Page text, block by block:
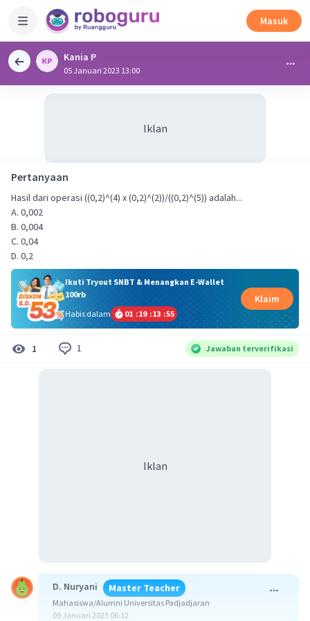
Masuk
Kania P
05 Januari 2023 13:00
Iklan
Pertanyaan
Hasil dari operasi ((0,2)^(4) x (0,2)^(2))/((0,2)^(5)) adalah...
A. 0,002
B. 0,004
C. 0,04
D. 0,2
Ikuti Tryout SNBT & Menangkan E-Wallet
100rb
Habis dalam
01 :19 :13 :55
Klaim
1 1 Jawaban terverifikasi
Iklan
D. Nuryani Master Teacher
Mahasiswa/Alumni Universitas Padjadjaran
09 Januari 2023 06:12